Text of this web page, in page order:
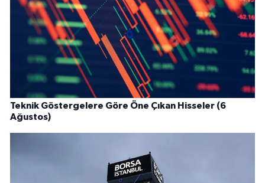
Teknik Göstergelere Göre Öne Çıkan Hisseler (6
Ağustos)